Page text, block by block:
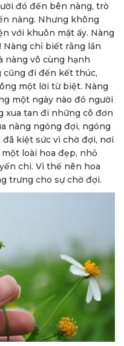
đó đến bên nàng, trò
nàng. Nhưng không
với khuôn mặt ấy. Nàng
Nàng chỉ biết rằng lần
nàng vô cùng hạnh
cũng đi đến kết thúc,
một lời từ biệt. Nàng
một ngày nào đó người
xua tan đi những cô đơn
nàng ngóng đợi, ngóng
kiệt sức vì chờ đợi, nơi
loài hoa đẹp, nhỏ
chi. Vì thế nên hoa
trưng cho sự chờ đợi.